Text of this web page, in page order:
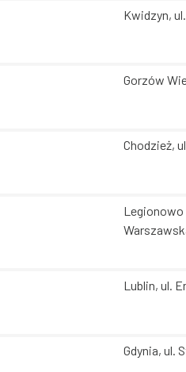
Kwidzyn,
Gorzów
Chodzież,
Legionowo
Lublin, ul.
Gdynia, ul.